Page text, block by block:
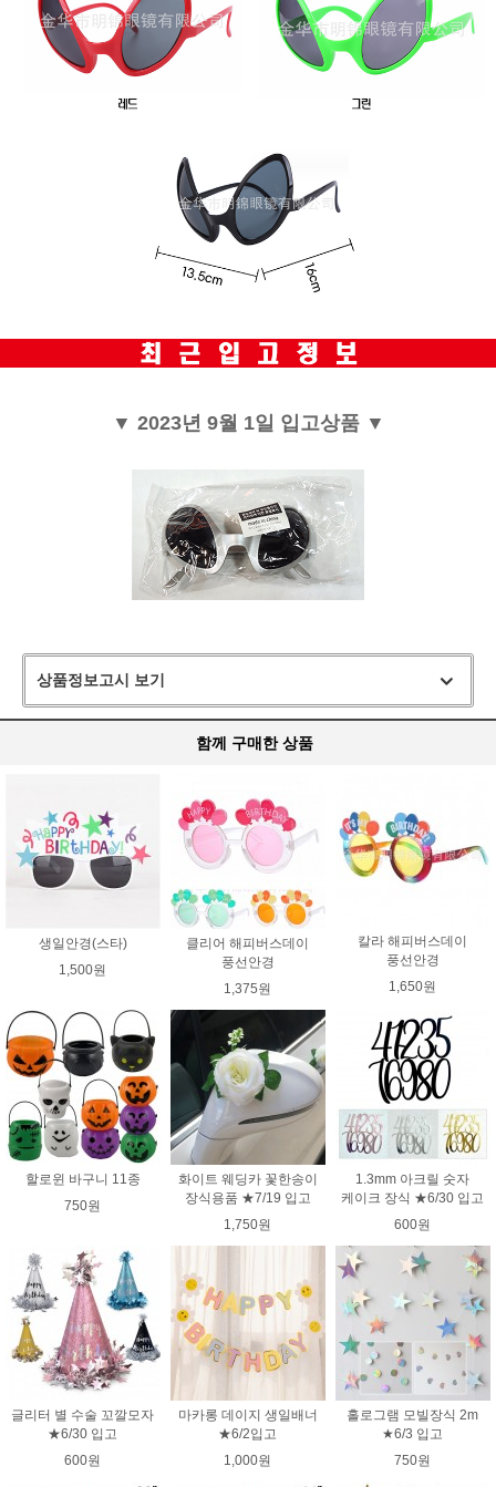
▼ 2023년 9월 1일 입고상품 ▼
상품정보고시 보기
함께 구매한 상품
생일안경(스타)
1,500원
클리어 해피버스데이
풍선안경
1,375원
칼라 해피버스데이
풍선안경
1,650원
할로윈 바구니 11종
750원
화이트 웨딩카 꽃한송이
장식용품 ★7/19 입고
1,750원
1.3mm 아크릴 숫자
케이크 장식 ★6/30 입고
600원
글리터 별 수술 꼬깔모자
★6/30 입고
600원
마카롱 데이지 생일배너
★6/2입고
1,000원
홀로그램 모빌장식 2m
★6/3 입고
750원